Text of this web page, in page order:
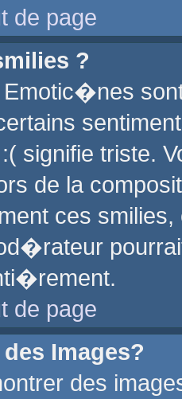
de page
?
Emotic�nes
signifie triste.
de la
ces
de page
Images?
des